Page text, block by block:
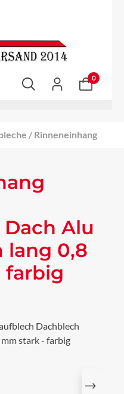
0
/ Rinneneinhang
Alu
0,8
farbig